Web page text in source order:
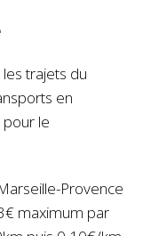
trajets du
en
pour le
Provence
maximum par